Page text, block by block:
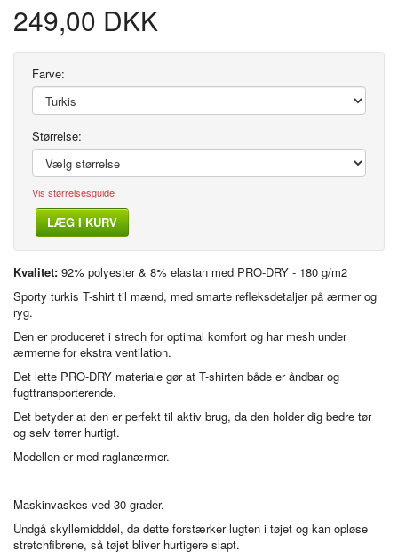
249,00 DKK
Vis størrelsesguide
Farve:
Størrelse:
LÆG I KURV
Kvalitet: 92% polyester & 8% elastan med PRO-DRY - 180 g/m2
Sporty turkis T-shirt til mænd, med smarte refleksdetaljer på ærmer og
ryg.
Den er produceret i strech for optimal komfort og har mesh under
ærmerne for ekstra ventilation.
Det lette PRO-DRY materiale gør at T-shirten både er åndbar og
fugttransporterende.
Det betyder at den er perfekt til aktiv brug, da den holder dig bedre tør
og selv tørrer hurtigt.
Modellen er med raglanærmer.
Maskinvaskes ved 30 grader.
Undgå skyllemidddel, da dette forstærker lugten i tøjet og kan opløse
stretchfibrene, så tøjet bliver hurtigere slapt.